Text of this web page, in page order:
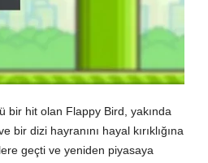
bir hit olan Flappy Bird, yakında
dizi hayranını hayal kırıklığına
geçti ve yeniden piyasaya